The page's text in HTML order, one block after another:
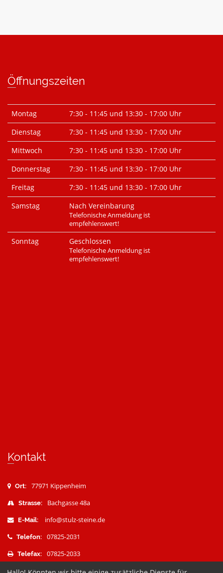
Öffnungszeiten
Montag
7:30 - 11:45 und 13:30 - 17:00 Uhr
Dienstag
7:30 - 11:45 und 13:30 - 17:00 Uhr
Mittwoch
7:30 - 11:45 und 13:30 - 17:00 Uhr
Donnerstag
7:30 - 11:45 und 13:30 - 17:00 Uhr
Freitag
7:30 - 11:45 und 13:30 - 17:00 Uhr
Samstag
Nach Vereinbarung
Telefonische Anmeldung ist
empfehlenswert!
Sonntag Geschlossen
Telefonische Anmeldung ist
empfehlenswert!
Kontakt
Ort: 77971 Kippenheim
Strasse: Bachgasse 48a
E-Mail: info@stulz-steine.de
Telefon: 07825-2031
Telefax: 07825-2033